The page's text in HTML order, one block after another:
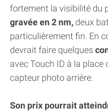
fortement la visibilité du
gravée en 2 nm, deux
particulièrement fin. En
devrait faire quelques
avec Touch ID à la place
capteur photo arrière.
Son prix pourrait